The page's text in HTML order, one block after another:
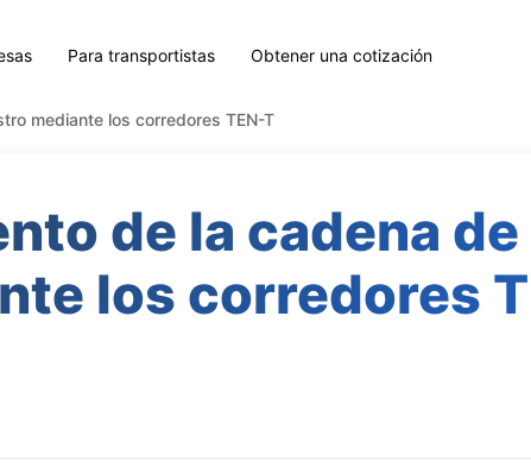
Para transportistas Obtener una cotización
mediante los corredores TEN-T
de la cadena
los corredores